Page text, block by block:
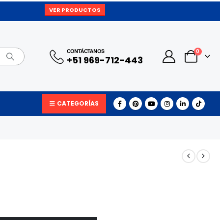
VER PRODUCTOS
CONTÁCTANOS
+51 969-712-443
0
CATEGORÍAS